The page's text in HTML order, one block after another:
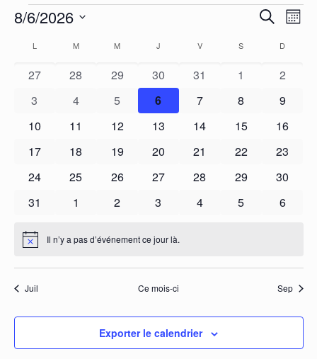
Évènements
and
Views
8/6/2026
date.
Calendar
of
Évènements
L MMARDI M MERCREDI
J VVENDREDIS D
0
27
0
28
0
évènements
29
0
évènements
30
0
31
0
1
0
2
0
3
0
4
0
évènements
5
0
évènements
6
0
7
0
8
0
9
0
10
0
11
0
12
0
13
0
14
0
15
0
16
0
17
0
18
0
19
0
20
0
21
0
22
0
23
0
24
0
25
0
26
0
27
0
28
0
29
0
30
0
31
0
1
0
2
0
3
0
4
0
5
0
6
Notice Il n’y a pas d’événement ce jour là.
Juil Ce mois-ci Sep
Exporter le calendrier